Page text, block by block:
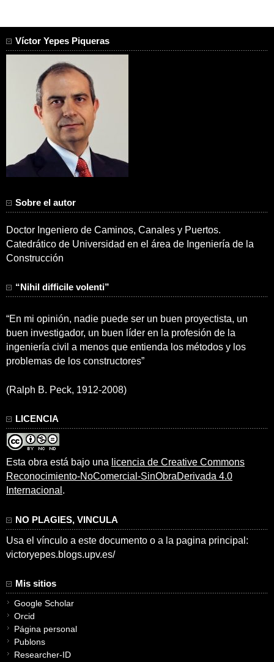
Víctor Yepes Piqueras
Sobre el autor
Doctor Ingeniero de Caminos, Canales y Puertos.
Catedrático de Universidad en el área de Ingeniería de la
Construcción
“Nihil difficile volenti”
“En mi opinión, nadie puede ser un buen proyectista, un
buen investigador, un buen líder en la profesión de la
ingeniería civil a menos que entienda los métodos y los
problemas de los constructores”
(Ralph B. Peck, 1912-2008)
LICENCIA
Esta obra está bajo una licencia de Creative Commons
Reconocimiento-NoComercial-SinObraDerivada 4.0
Internacional .
NO PLAGIES, VINCULA
Usa el vínculo a este documento o a la pagina principal:
victoryepes.blogs.upv.es/
Mis sitios
Google Scholar
Orcid
Página personal
Publons
Researcher-ID